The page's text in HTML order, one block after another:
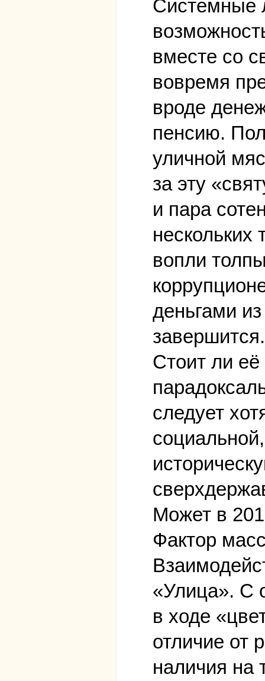
Системные
вместе со
вовремя
вроде
пенсию.
уличной
за эту
и пара
нескольких
вопли
деньгами
завершится.
Стоит ли
следует
Может в
Фактор
«Улица». С
в ходе
отличие от
наличия на